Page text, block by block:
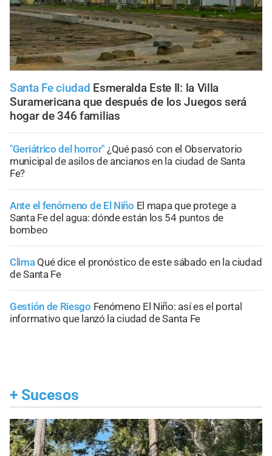
Santa Fe ciudad Esmeralda Este II: la Villa
Suramericana que después de los Juegos será
hogar de 346 familias
"Geriátrico del horror" ¿Qué pasó con el Observatorio
municipal de asilos de ancianos en la ciudad de Santa
Fe?
Ante el fenómeno de El Niño El mapa que protege a
Santa Fe del agua: dónde están los 54 puntos de
bombeo
Clima Qué dice el pronóstico de este sábado en la ciudad
de Santa Fe
Gestión de Riesgo Fenómeno El Niño: así es el portal
informativo que lanzó la ciudad de Santa Fe
+ Sucesos